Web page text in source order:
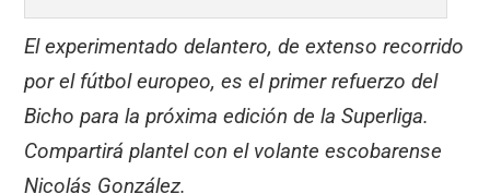
El experimentado delantero, de extenso recorrido
por el fútbol europeo, es el primer refuerzo del
Bicho para la próxima edición de la Superliga.
Compartirá plantel con el volante escobarense
Nicolás González.